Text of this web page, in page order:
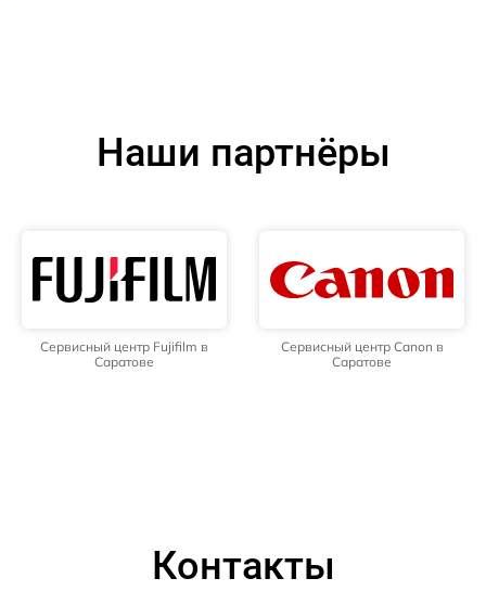
Наши партнёры
Сервисный центр Fujifilm в
Саратове
Сервисный центр Canon в
Саратове
Контакты